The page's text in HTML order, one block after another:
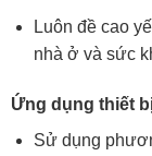
Luôn đề cao
nhà ở và sức
Ứng dụng thiết
Sử dụng